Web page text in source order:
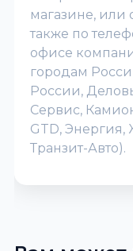
магазине, или
также по
офисе
городам
России,
Сервис,
GTD,
Транзит-Авто).